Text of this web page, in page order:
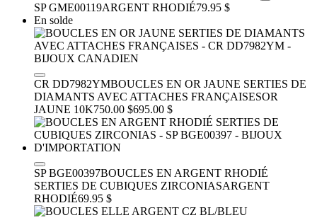
SP GME00119ARGENT RHODIÉ79.95 $
En solde
CR DD7982YMBOUCLES EN OR JAUNE SERTIES DE
DIAMANTS AVEC ATTACHES FRANÇAISESOR
JAUNE 10K750.00 $695.00 $
SP BGE00397BOUCLES EN ARGENT RHODIÉ
SERTIES DE CUBIQUES ZIRCONIASARGENT
RHODIÉ69.95 $